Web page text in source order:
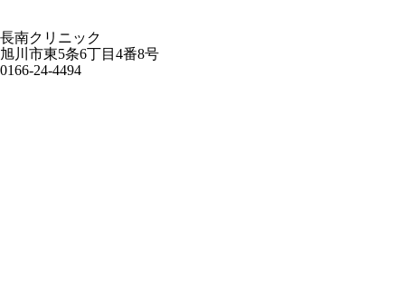
長南クリニック
旭川市東5条6丁目4番8号
0166-24-4494